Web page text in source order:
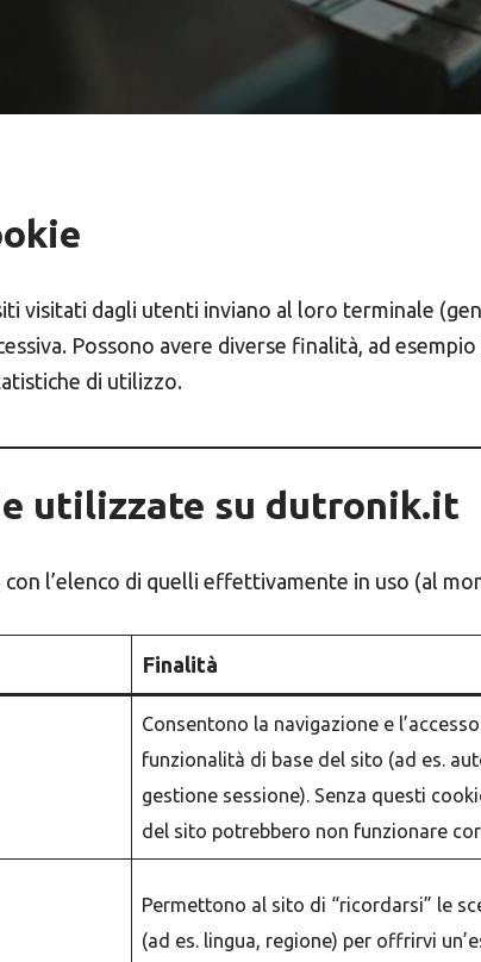
visitati dagli utenti inviano al loro terminale
Possono avere diverse finalità, ad
di utilizzo.
utilizzate su dutronik.it
l’elenco di quelli effettivamente in uso (al
Finalità
Consentono la navigazione e
funzionalità di base del sito (ad es.
gestione sessione). Senza questi
del sito potrebbero non funzionare
Permettono al sito di “ricordarsi” le
(ad es. lingua, regione) per offrirvi